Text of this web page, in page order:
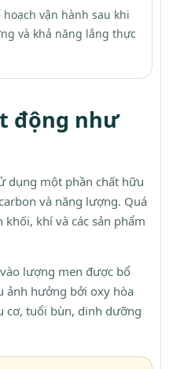
vận hành sau khi
và khả năng lắng thực
động như
dụng một phần chất hữu
và năng lượng. Quá
khí và các sản phẩm
lượng men được bổ
ảnh hưởng bởi oxy hòa
cơ, tuổi bùn, dinh dưỡng